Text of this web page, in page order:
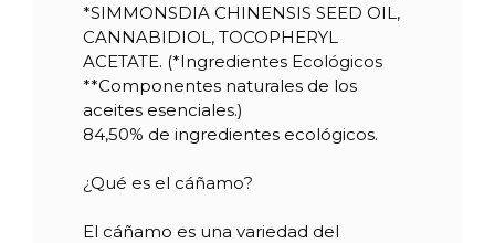
*SIMMONSDIA CHINENSIS SEED OIL,
CANNABIDIOL, TOCOPHERYL
ACETATE. (*Ingredientes Ecológicos
**Componentes naturales de los
aceites esenciales.)
84,50% de ingredientes ecológicos.
¿Qué es el cáñamo?
El cáñamo es una variedad del
Referencia 09393